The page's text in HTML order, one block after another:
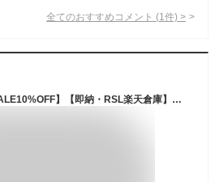
全てのおすすめコメント (1 件) >
【Rakuten Fashion THE SALE10%OFF】【即納・RSL楽天倉庫】UVカット パーカー グラデーション UPF40+ 接触冷感 ゆったり 紫外線対策 フード付き M~5L 軽量 冷感パーカー メンズ 体型カバー 長袖 薄手 春夏 大きいサイズ 通気 吸湿速乾 日焼け止め 涼しい ラッシュガード